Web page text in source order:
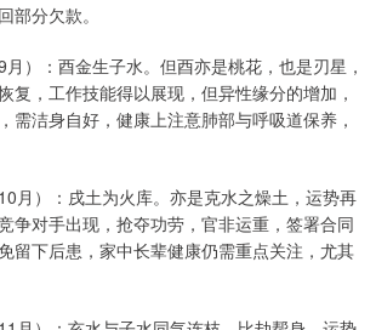
部分欠款。
）：酉金生子水。但酉亦是桃花，也是刃星，
复，工作技能得以展现，但异性缘分的增加，
需洁身自好，健康上注意肺部与呼吸道保养，
月）：戌土为火库。亦是克水之燥土，运势再
争对手出现，抢夺功劳，官非运重，签署合同
留下后患，家中长辈健康仍需重点关注，尤其